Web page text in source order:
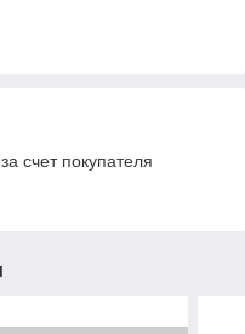
счет покупателя